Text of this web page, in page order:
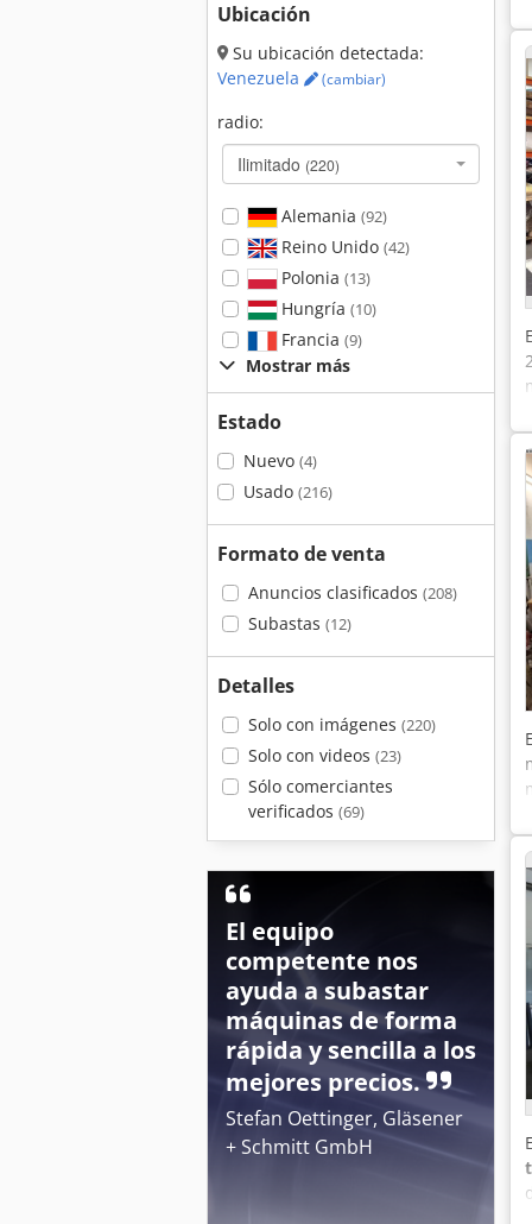
Ubicación
Su ubicación detectada:
Venezuela
(cambiar)
radio:
Ilimitado (220)
Alemania (92)
Reino Unido (42)
Polonia (13)
Hungría (10)
Francia (9)
Mostrar más
Estado
Nuevo (4)
Usado (216)
Formato de venta
Anuncios clasificados (208)
Subastas (12)
Detalles
Solo con imágenes (220)
Solo con videos (23)
Sólo comerciantes
verificados (69)
El equipo
competente nos
ayuda a subastar
máquinas de forma
rápida y sencilla a los
mejores precios.
Stefan Oettinger, Gläsener
+ Schmitt GmbH